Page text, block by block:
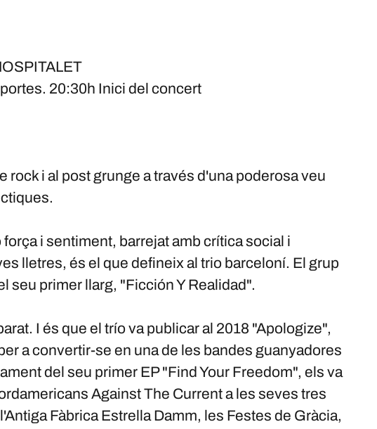
20:30h Inici del concert
rock i al post grunge a través d'una poderosa veu
i sentiment, barrejat amb crítica social i
lletres, és el que defineix al trio barceloní. El grup
seu primer llarg, "Ficción Y Realidad".
I és que el trío va publicar al 2018 "Apologize",
a convertir-se en una de les bandes guanyadores
del seu primer EP "Find Your Freedom", els va
Against The Current a les seves tres
Fàbrica Estrella Damm, les Festes de Gràcia,